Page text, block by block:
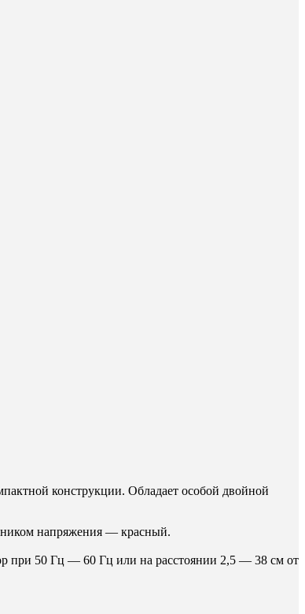
конструкции. Обладает особой двойной
напряжения — красный.
при 50 Гц — 60 Гц или на расстоянии 2,5 — 38 см от